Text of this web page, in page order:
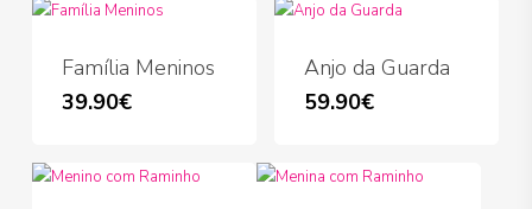
Família Meninos
39.90€
Anjo da Guarda
59.90€
multiple